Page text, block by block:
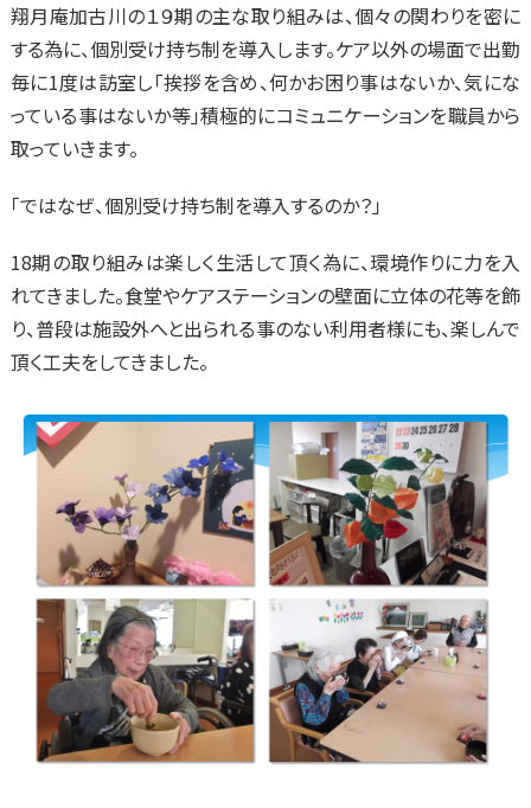
翔月庵加古川の１９期の主な取り組みは、個々の関わりを密に
する為に、個別受け持ち制を導入します。ケア以外の場面で出勤
毎に1度は訪室し「挨拶を含め、何かお困り事はないか、気にな
っている事はないか等」積極的にコミュニケーションを職員から
取っていきます。
「ではなぜ、個別受け持ち制を導入するのか？」
18期の取り組みは楽しく生活して頂く為に、環境作りに力を入
れてきました。食堂やケアステーションの壁面に立体の花等を飾
り、普段は施設外へと出られる事のない利用者様にも、楽しんで
頂く工夫をしてきました。